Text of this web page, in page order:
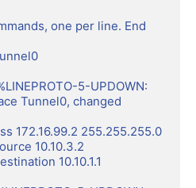
one per line. End
5-UPDOWN:
Tunnel0, changed
172.16.99.2 255.255.255.0
10.10.3.2
10.10.1.1